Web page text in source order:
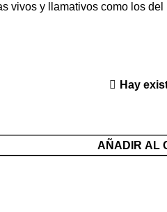
vivos y llamativos como los
Hay
AÑADIR AL